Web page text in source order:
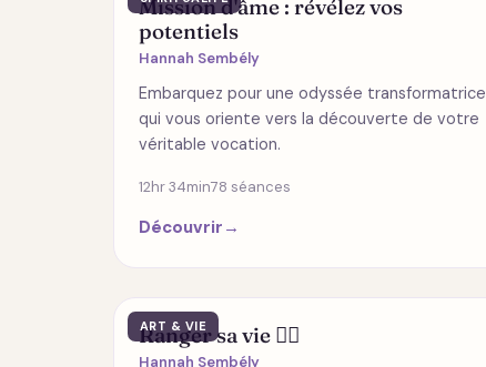
Mission d'âme : révélez vos
potentiels
Hannah Sembély
Embarquez pour une odyssée transformatrice
qui vous oriente vers la découverte de votre
véritable vocation.
12hr 34min78 séances
Découvrir →
ART & VIE
Ranger sa vie 🧚‍♀️
Hannah Sembély